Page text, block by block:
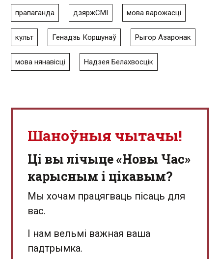
прапаганда дзяржСМІ мова варожасці
культ Генадзь Коршунаў Рыгор Азаронак
мова нянавісці Надзея Белахвосцік
Шаноўныя чытачы!
Ці вы лічыце «Новы Час»
карысным і цікавым?
Мы хочам працягваць пісаць для
вас.
І нам вельмі важная ваша
падтрымка.